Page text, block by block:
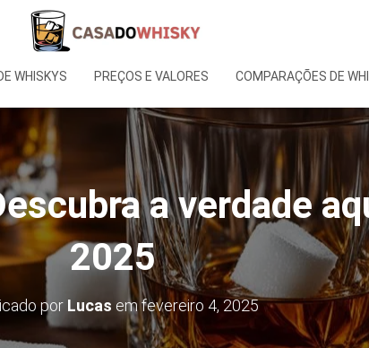
WHISKYS PREÇOS E VALORES COMPARAÇÕES DE
a verdade
2025
por Lucas emfevereiro 4, 2025